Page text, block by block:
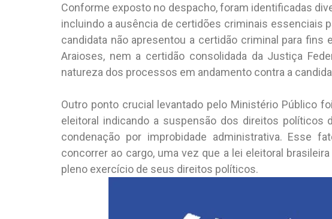
Conforme exposto no despacho, foram identificadas
incluindo a ausência de certidões criminais essenciais
candidata não apresentou a certidão criminal para fins
Araioses, nem a certidão consolidada da Justiça
natureza dos processos em andamento contra a
Outro ponto crucial levantado pelo Ministério Público
eleitoral indicando a suspensão dos direitos políticos
condenação por improbidade administrativa. Esse
concorrer ao cargo, uma vez que a lei eleitoral
pleno exercício de seus direitos políticos.